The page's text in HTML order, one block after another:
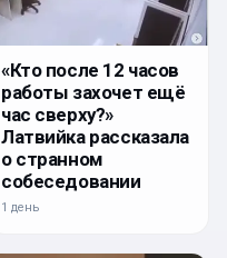
«Кто после 12 часов
работы захочет ещё
час сверху?»
Латвийка рассказала
о странном
собеседовании
1 день